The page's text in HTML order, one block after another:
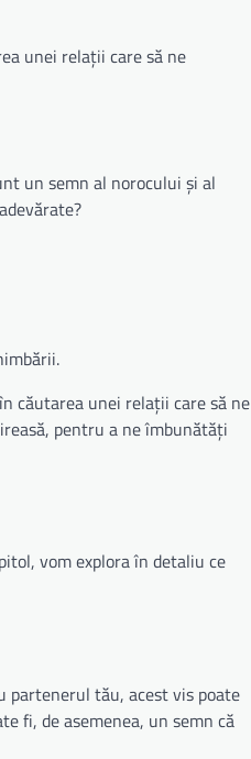
unei relații care să ne
un semn al norocului și al
căutarea unei relații care să ne
pentru a ne îmbunătăți
vom explora în detaliu ce
partenerul tău, acest vis poate
fi, de asemenea, un semn că